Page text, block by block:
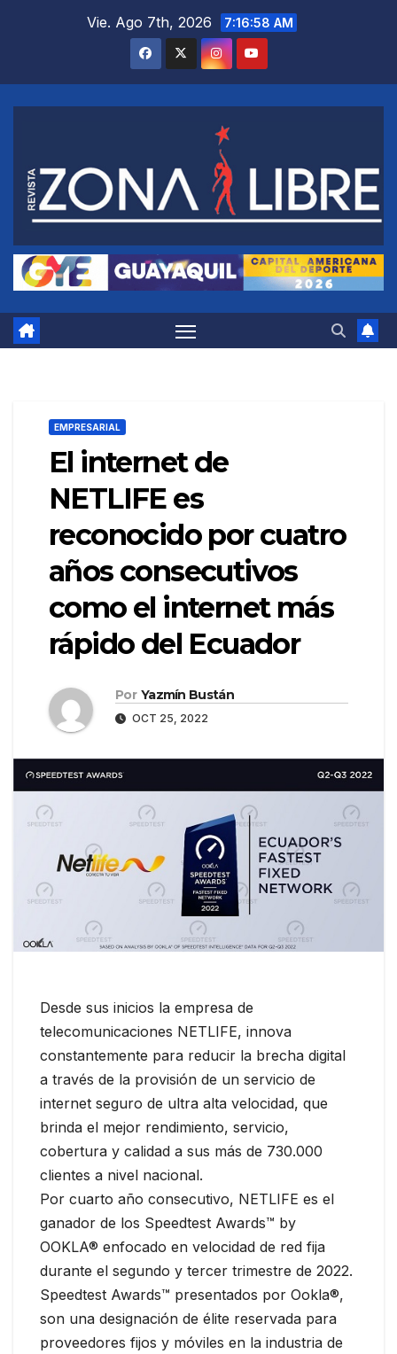
Vie. Ago 7th, 2026 7:16:59 AM
EMPRESARIAL
El internet de
NETLIFE es
reconocido por cuatro
años consecutivos
como el internet más
rápido del Ecuador
Por Yazmín Bustán
OCT 25, 2022
Desde sus inicios la empresa de
telecomunicaciones NETLIFE, innova
constantemente para reducir la brecha digital
a través de la provisión de un servicio de
internet seguro de ultra alta velocidad, que
brinda el mejor rendimiento, servicio,
cobertura y calidad a sus más de 730.000
clientes a nivel nacional.
Por cuarto año consecutivo, NETLIFE es el
ganador de los Speedtest Awards™ by
OOKLA® enfocado en velocidad de red fija
durante el segundo y tercer trimestre de 2022.
Speedtest Awards™ presentados por Ookla®,
son una designación de élite reservada para
proveedores fijos y móviles en la industria de